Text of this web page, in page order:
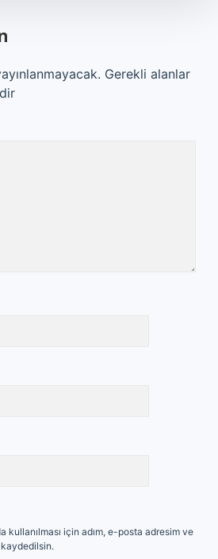
Gerekli alanlar
kullanılması için adım, e-posta adresim ve
kaydedilsin.